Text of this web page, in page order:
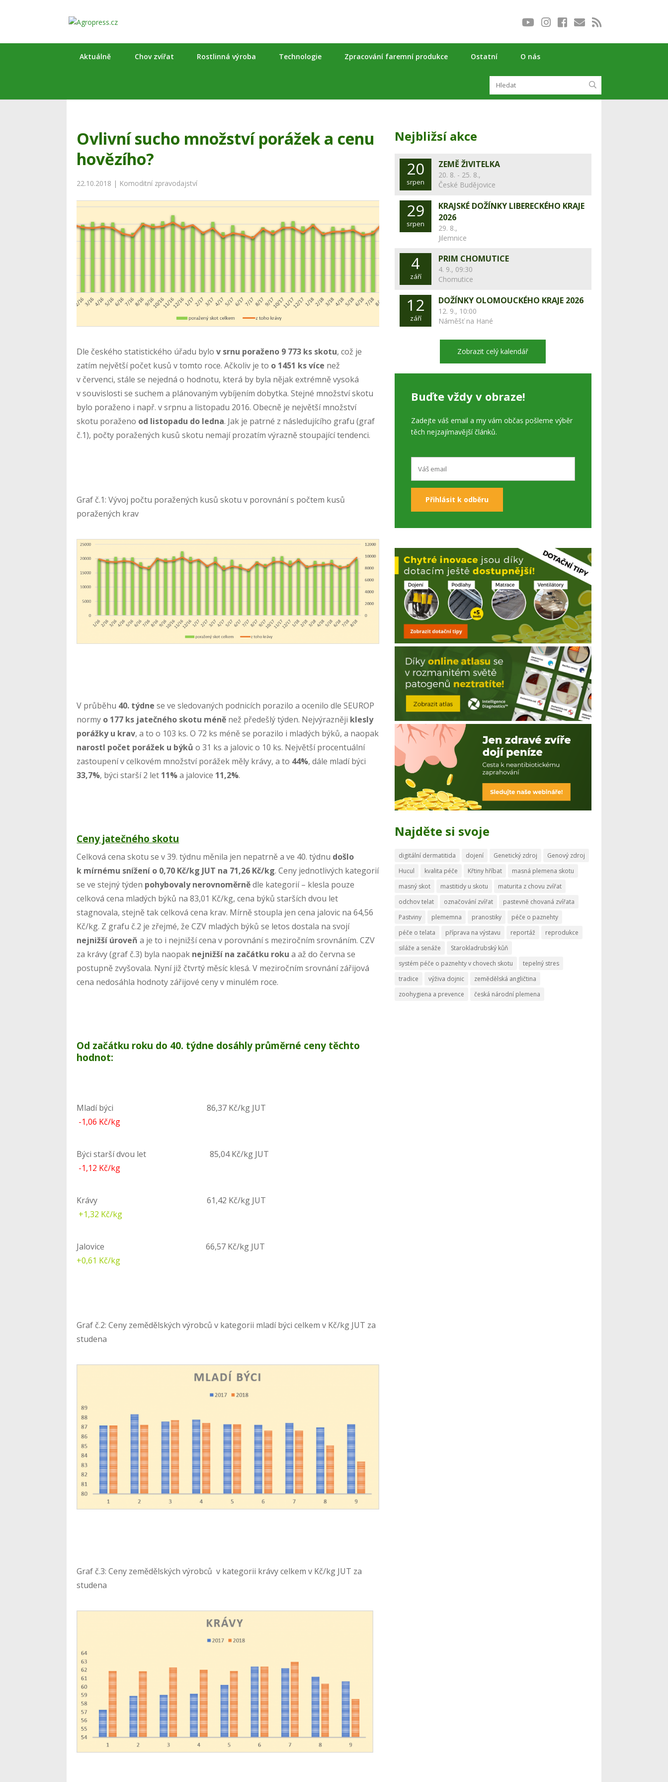
Aktuálně Chov zvířat Rostlinná výroba Technologie Zpracování faremní produkce Ostatní O nás
Ovlivní sucho množství porážek a cenu
hovězího?
22.10.2018 | Komoditní zpravodajství
Dle českého statistického úřadu bylov srnu poraženo 9 773 ks skotu, což je
zatím největší počet kusů v tomto roce. Ačkoliv je to o 1451 ks více než
v červenci, stále se nejedná o hodnotu, která by byla nějak extrémně vysoká
v souvislosti se suchem a plánovaným vybíjením dobytka. Stejné množství skotu
bylo poraženo i např. v srpnu a listopadu 2016. Obecně je největší množství
skotu poraženo od listopadu do ledna. Jak je patrné z následujícího grafu (graf
č.1), počty poražených kusů skotu nemají prozatím výrazně stoupající tendenci.
Graf č.1: Vývoj počtu poražených kusů skotu v porovnání s počtem kusů
poražených krav
V průběhu 40. týdne se ve sledovaných podnicích porazilo a ocenilo dle SEUROP
normy o 177 ks jatečného skotu méně než předešlý týden. Nejvýrazněji klesly
porážky u krav, a to o 103 ks. O 72 ks méně se porazilo i mladých býků, a naopak
narostl počet porážek u býků o 31 ks a jalovic o 10 ks. Největší procentuální
zastoupení v celkovém množství porážek měly krávy, a to 44%, dále mladí býci
33,7%, býci starší 2 let 11%a jalovice 11,2%.
Ceny jatečného skotu
Celková cena skotu se v 39. týdnu měnila jen nepatrně a ve 40. týdnu došlo
k mírnému snížení o 0,70 Kč/kg JUT na 71,26 Kč/kg. Ceny jednotlivých kategorií
se ve stejný týden pohybovaly nerovnoměrnědle kategorií – klesla pouze
celková cena mladých býků na 83,01 Kč/kg, cena býků starších dvou let
stagnovala, stejně tak celková cena krav. Mírně stoupla jen cena jalovic na 64,56
Kč/kg. Z grafu č.2 je zřejmé, že CZV mladých býků se letos dostala na svojí
nejnižší úroveň a je to i nejnižší cena v porovnání s meziročním srovnáním. CZV
za krávy (graf č.3) byla naopak nejnižší na začátku roku a až do června se
postupně zvyšovala. Nyní již čtvrtý měsíc klesá. V meziročním srovnání zářijová
cena nedosáhla hodnoty zářijové ceny v minulém roce.
Od začátku roku do 40. týdne dosáhly průměrné ceny těchto
hodnot:
Mladí býci 86,37 Kč/kg JUT
-1,06 Kč/kg
Býci starší dvou let 85,04 Kč/kg JUT
-1,12 Kč/kg
Krávy 61,42 Kč/kg JUT
+1,32 Kč/kg
Jalovice 66,57 Kč/kg JUT
+0,61 Kč/kg
Graf č.2: Ceny zemědělských výrobců v kategorii mladí býci celkem v Kč/kg JUT za
studena
Graf č.3: Ceny zemědělských výrobců v kategorii krávy celkem v Kč/kg JUT za
studena
Nejbližsí akce
20
srpen
ZEMĚ ŽIVITELKA
20. 8. - 25. 8.,
České Budějovice
29
srpen
KRAJSKÉ DOŽÍNKY LIBERECKÉHO KRAJE
2026
29. 8.,
Jilemnice
4
září
PRIM CHOMUTICE
4. 9., 09:30
Chomutice
12
září
DOŽÍNKY OLOMOUCKÉHO KRAJE 2026
12. 9., 10:00
Náměšť na Hané
Zobrazit celý kalendář
Buďte vždy v obraze!
Zadejte váš email a my vám občas pošleme výběr
těch nejzajímavější článků.
Najděte si svoje
digitální dermatitida dojení Genetický zdroj
Genový zdroj
Hucul
kvalita péče Křtiny hříbat
masná plemena skotu
masný skot
mastitidy u skotu
maturita z chovu zvířat
odchov telat
označování zvířat
pastevně chovaná zvířata
Pastviny
plememna pranostiky
péče o paznehty
péče o telata
příprava na výstavu reportáž
reprodukce
siláže a senáže
Starokladrubský kůň
systém péče o paznehty v chovech skotu
tepelný stres
tradice
výživa dojnic
zemědělská angličtina
zoohygiena a prevence
česká národní plemena